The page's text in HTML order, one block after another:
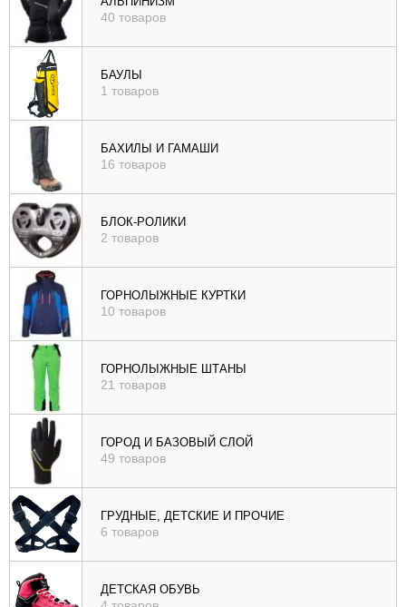
40 товаров
БАУЛЫ
1 товаров
БАХИЛЫ И ГАМАШИ
16 товаров
БЛОК-РОЛИКИ
2 товаров
ГОРНОЛЫЖНЫЕ КУРТКИ
10 товаров
ГОРНОЛЫЖНЫЕ ШТАНЫ
21 товаров
ГОРОД И БАЗОВЫЙ СЛОЙ
49 товаров
ГРУДНЫЕ, ДЕТСКИЕ И ПРОЧИЕ
6 товаров
ДЕТСКАЯ ОБУВЬ